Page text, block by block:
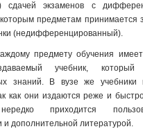
сдачей экзаменов с
предметам принимается
(недифференцированный).
предмету обучения
учебник,
знаний. В вузе же
как они издаются реже и
приходится
и дополнительной литературой.